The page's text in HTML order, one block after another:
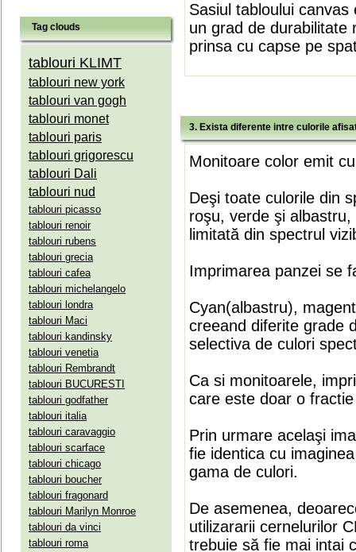
Tag clouds
tablouri KLIMT
tablouri new york
tablouri van gogh
tablouri monet
tablouri paris
tablouri grigorescu
tablouri Dali
tablouri nud
tablouri picasso
tablouri renoir
tablouri rubens
tablouri grecia
tablouri cafea
tablouri michelangelo
tablouri londra
tablouri Maci
tablouri kandinsky
tablouri venetia
tablouri Rembrandt
tablouri BUCURESTI
tablouri godfather
tablouri italia
tablouri caravaggio
tablouri scarface
tablouri chicago
tablouri boucher
tablouri fragonard
tablouri Marilyn Monroe
tablouri da vinci
tablouri roma
Sasiul tabloului
un grad de durabilitate
prinsa cu capse pe
3. Exista diferente intre culorile
Monitoare color emit
Deşi toate culorile din
roşu, verde şi
limitată din spectrul
Imprimarea panzei se
Cyan(albastru),
creeand diferite grade
selectiva de culori
Ca si monitoarele,
care este doar o
Prin urmare acelaşi
fie identica cu
gama de culori.
De asemenea,
utilizararii cernelurilor
trebuie să fie mai intai